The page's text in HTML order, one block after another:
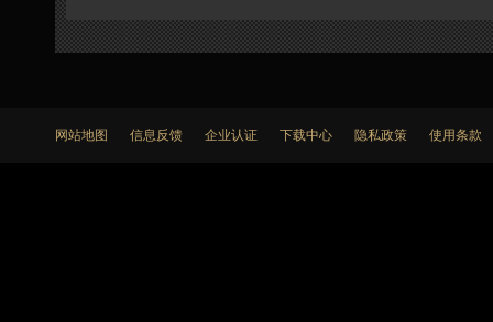
网站地图 信息反馈 企业认证 下载中心 隐私政策 使用条款